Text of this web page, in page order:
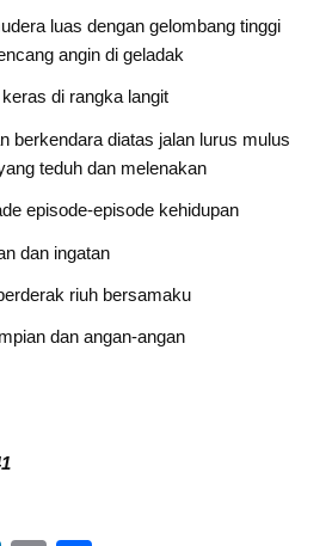
luas dengan gelombang tinggi
angin di geladak
di rangka langit
berkendara diatas jalan lurus mulus
teduh dan melenakan
episode-episode kehidupan
dan ingatan
riuh bersamaku
dan angan-angan